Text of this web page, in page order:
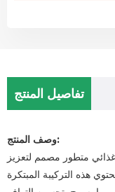
تفاصيل المنتج
وصف المنتج:
متطور مصمم لتعزيز
هذه التركيبة المبتكرة